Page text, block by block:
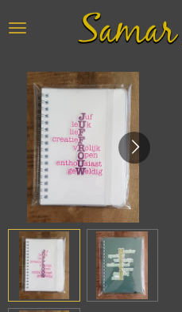
direct
hoofdinhoud